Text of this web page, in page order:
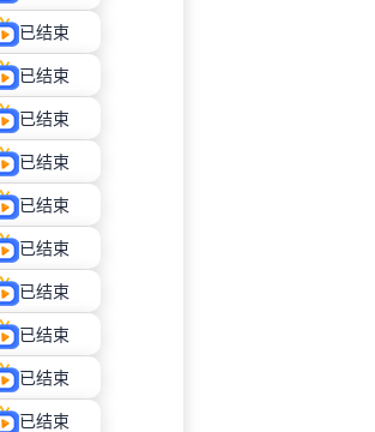
已结束
已结束
已结束
已结束
已结束
已结束
已结束
已结束
已结束
已结束